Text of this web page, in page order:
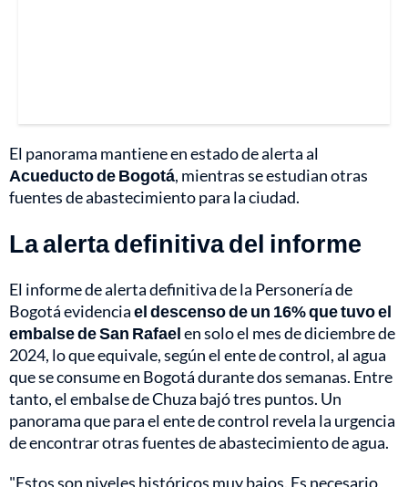
El panorama mantiene en estado de alerta al
Acueducto de Bogotá, mientras se estudian otras
fuentes de abastecimiento para la ciudad.
La alerta definitiva del informe
El informe de alerta definitiva de la Personería de
Bogotá evidenciael descenso de un 16% que tuvo el
embalse de San Rafaelen solo el mes de diciembre de
2024, lo que equivale, según el ente de control, al agua
que se consume en Bogotá durante dos semanas. Entre
tanto, el embalse de Chuza bajó tres puntos. Un
panorama que para el ente de control revela la urgencia
de encontrar otras fuentes de abastecimiento de agua.
"Estos son niveles históricos muy bajos. Es necesario